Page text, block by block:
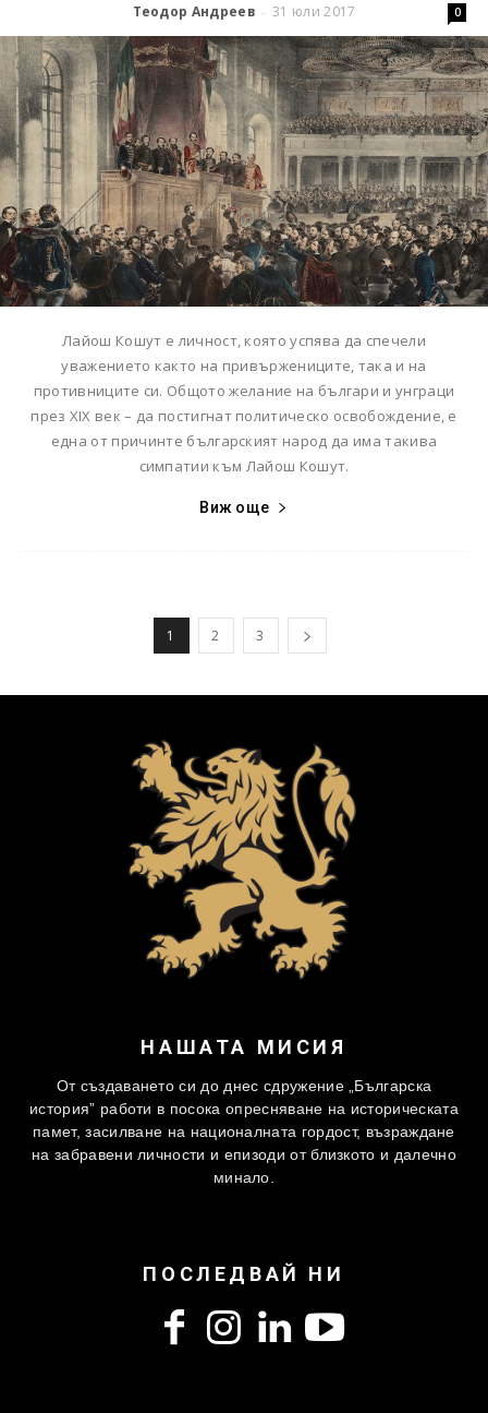
Теодор Андреев - 31 юли 2017 0
Лайош Кошут е личност, която успява да спечели
уважението както на привържениците, така и на
противниците си. Общото желание на българи и унграци
през XIX век – да постигнат политическо освобождение, е
една от причинте българският народ да има такива
симпатии към Лайош Кошут.
Виж още
1 2 3
НАШАТА МИСИЯ
От създаването си до днес сдружение „Българска
история” работи в посока опресняване на историческата
памет, засилване на националната гордост, възраждане
на забравени личности и епизоди от близкото и далечно
минало.
ПОСЛЕДВАЙ НИ